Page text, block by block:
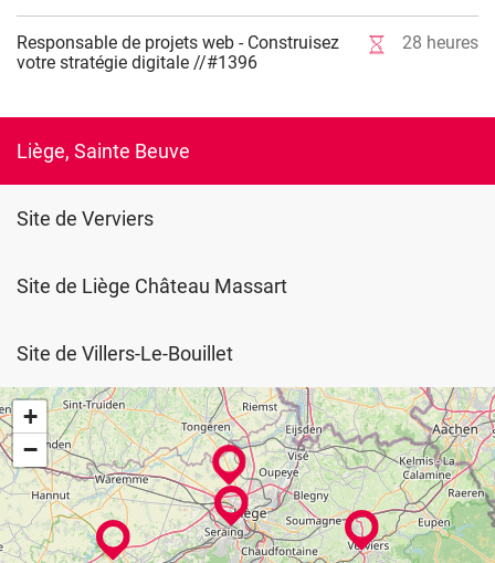
Responsable de projets web - Construisez
votre stratégie digitale //#1396
28 heures
+
−
Liège, Sainte Beuve
Site de Verviers
Site de Liège Château Massart
Site de Villers-Le-Bouillet